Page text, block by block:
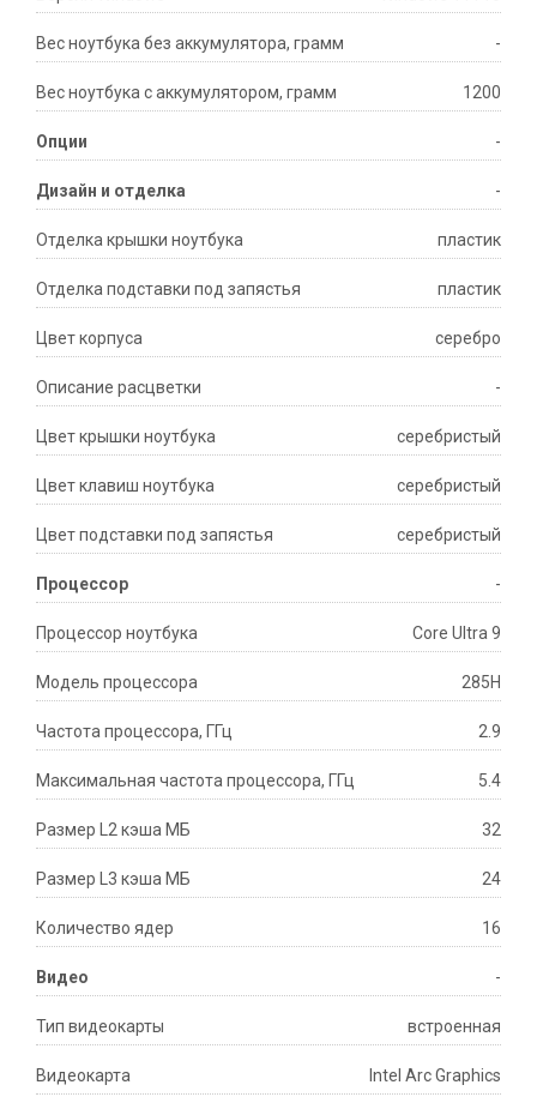
Вес ноутбука без аккумулятора, грамм -
Вес ноутбука с аккумулятором, грамм 1200
Опции -
Дизайн и отделка -
Отделка крышки ноутбука пластик
Отделка подставки под запястья пластик
Цвет корпуса серебро
Описание расцветки -
Цвет крышки ноутбука серебристый
Цвет клавиш ноутбука серебристый
Цвет подставки под запястья серебристый
Процессор -
Процессор ноутбука Core Ultra 9
Модель процессора 285H
Частота процессора, ГГц 2.9
Максимальная частота процессора, ГГц 5.4
Размер L2 кэша МБ 32
Размер L3 кэша МБ 24
Количество ядер 16
Видео -
Тип видеокарты встроенная
Видеокарта Intel Arc Graphics